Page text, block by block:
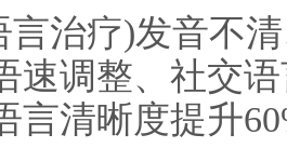
言治疗)发音不
速调整、社交
言清晰度提升